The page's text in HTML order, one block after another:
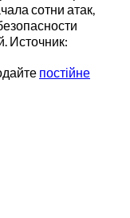
сотни атак,
Источник:
постійне